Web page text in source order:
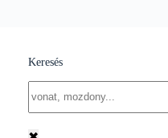
Keresés
results